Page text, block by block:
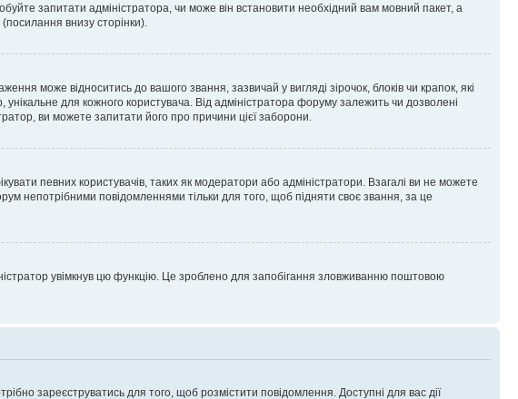
запитати адміністратора, чи може він встановити необхідний вам мовний пакет, а
внизу сторінки).
може відноситись до вашого звання, зазвичай у вигляді зірочок, блоків чи крапок, які
для кожного користувача. Від адміністратора форуму залежить чи дозволені
ви можете запитати його про причини цієї заборони.
певних користувачів, таких як модератори або адміністратори. Взагалі ви не можете
непотрібними повідомленнями тільки для того, щоб підняти своє звання, за це
увімкнув цю функцію. Це зроблено для запобігання зловживанню поштовою
зареєструватись для того, щоб розмістити повідомлення. Доступні для вас дії